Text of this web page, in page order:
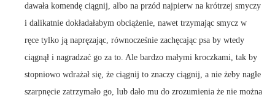
dawała komendę ciągnij, albo na przód najpierw na krótrzej smyczy
i dalikatnie dokładałabym obciążenie, nawet trzymając smycz w
ręce tylko ją napręzając, równocześnie zachęcając psa by wtedy
ciągnął i nagradzać go za to. Ale bardzo małymi kroczkami, tak by
stopniowo wdrażał się, że ciągnij to znaczy ciągnij, a nie żeby nagłe
szarpnęcie zatrzymało go, lub dało mu do zrozumienia że nie można